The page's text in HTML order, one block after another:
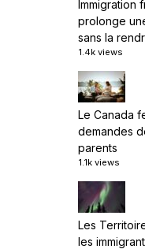
Immigration
prolonge
sans la
1.4k views
Le Canada
demandes
parents
1.1k views
Les
les